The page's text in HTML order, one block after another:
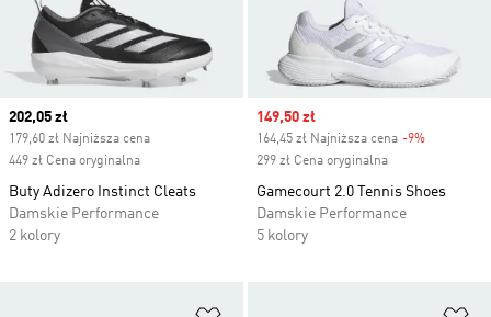
Current price
202,05 zł
179,60 zł Najniższa cena
449 zł Cena oryginalna
Buty Adizero Instinct Cleats
Damskie Performance
2 kolory
Sale price
149,50 zł
164,45 zł Najniższa cena -9%
299 zł Cena oryginalna
Gamecourt 2.0 Tennis Shoes
Damskie Performance
5 kolory